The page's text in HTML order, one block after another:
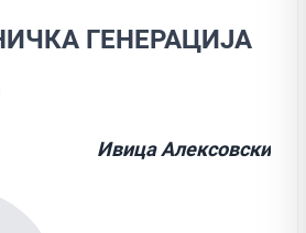
ГЕНЕРАЦИЈА
Ивица Алексовски